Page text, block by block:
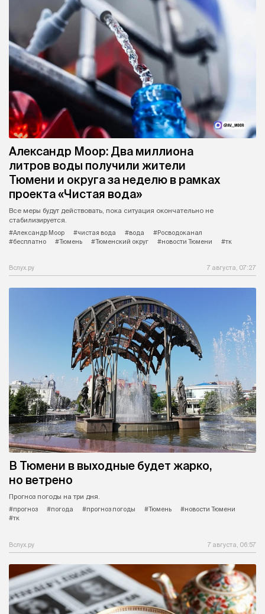
Александр Моор: Два миллиона
литров воды получили жители
Тюмени и округа за неделю в рамках
проекта «Чистая вода»
Все меры будут действовать, пока ситуация окончательно не
стабилизируется.
#Александр Моор
#чистая вода #вода
#Росводоканал
#бесплатно
#Тюмень #Тюменский округ #новости Тюмени #тк
Вслух.ру 7 августа, 07:27
В Тюмени в выходные будет жарко,
но ветрено
Прогноз погоды на три дня.
#прогноз
#погода #прогноз погоды #Тюмень
#новости Тюмени
#тк
Вслух.ру 7 августа, 06:57